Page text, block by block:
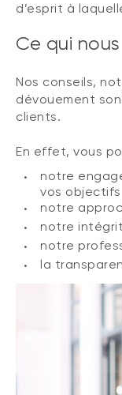
d’esprit à
Ce qui
Nos conseils,
dévouement
clients.
En effet, vous
notre
vos objectifs
notre
notre
notre
la